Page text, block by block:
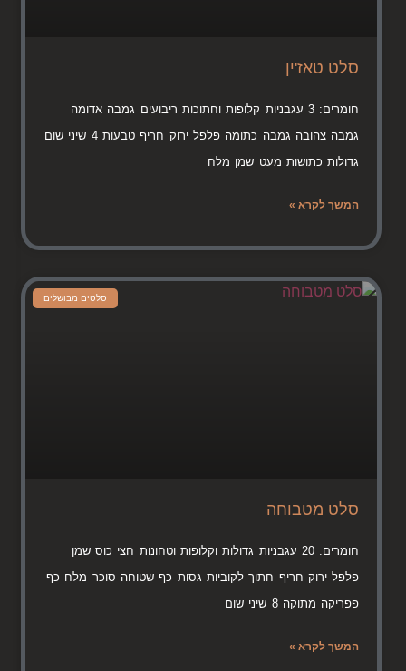
סלט טאז'ין
חומרים: 3 עגבניות קלופות וחתוכות ריבועים גמבה אדומה
גמבה צהובה גמבה כתומה פלפל ירוק חריף טבעות 4 שיני שום
גדולות כתושות מעט שמן מלח
המשך לקרא »
סלטים מבושלים
סלט מטבוחה
חומרים: 20 עגבניות גדולות וקלופות וטחונות חצי כוס שמן
פלפל ירוק חריף חתוך לקוביות גסות כף שטוחה סוכר מלח כף
פפריקה מתוקה 8 שיני שום
המשך לקרא »